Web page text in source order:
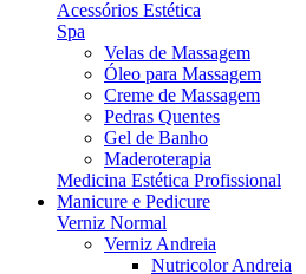
Acessórios Estética
Spa
Velas de Massagem
Óleo para Massagem
Creme de Massagem
Pedras Quentes
Gel de Banho
Maderoterapia
Medicina Estética Profissional
Manicure e Pedicure
Verniz Normal
Verniz Andreia
Nutricolor Andreia